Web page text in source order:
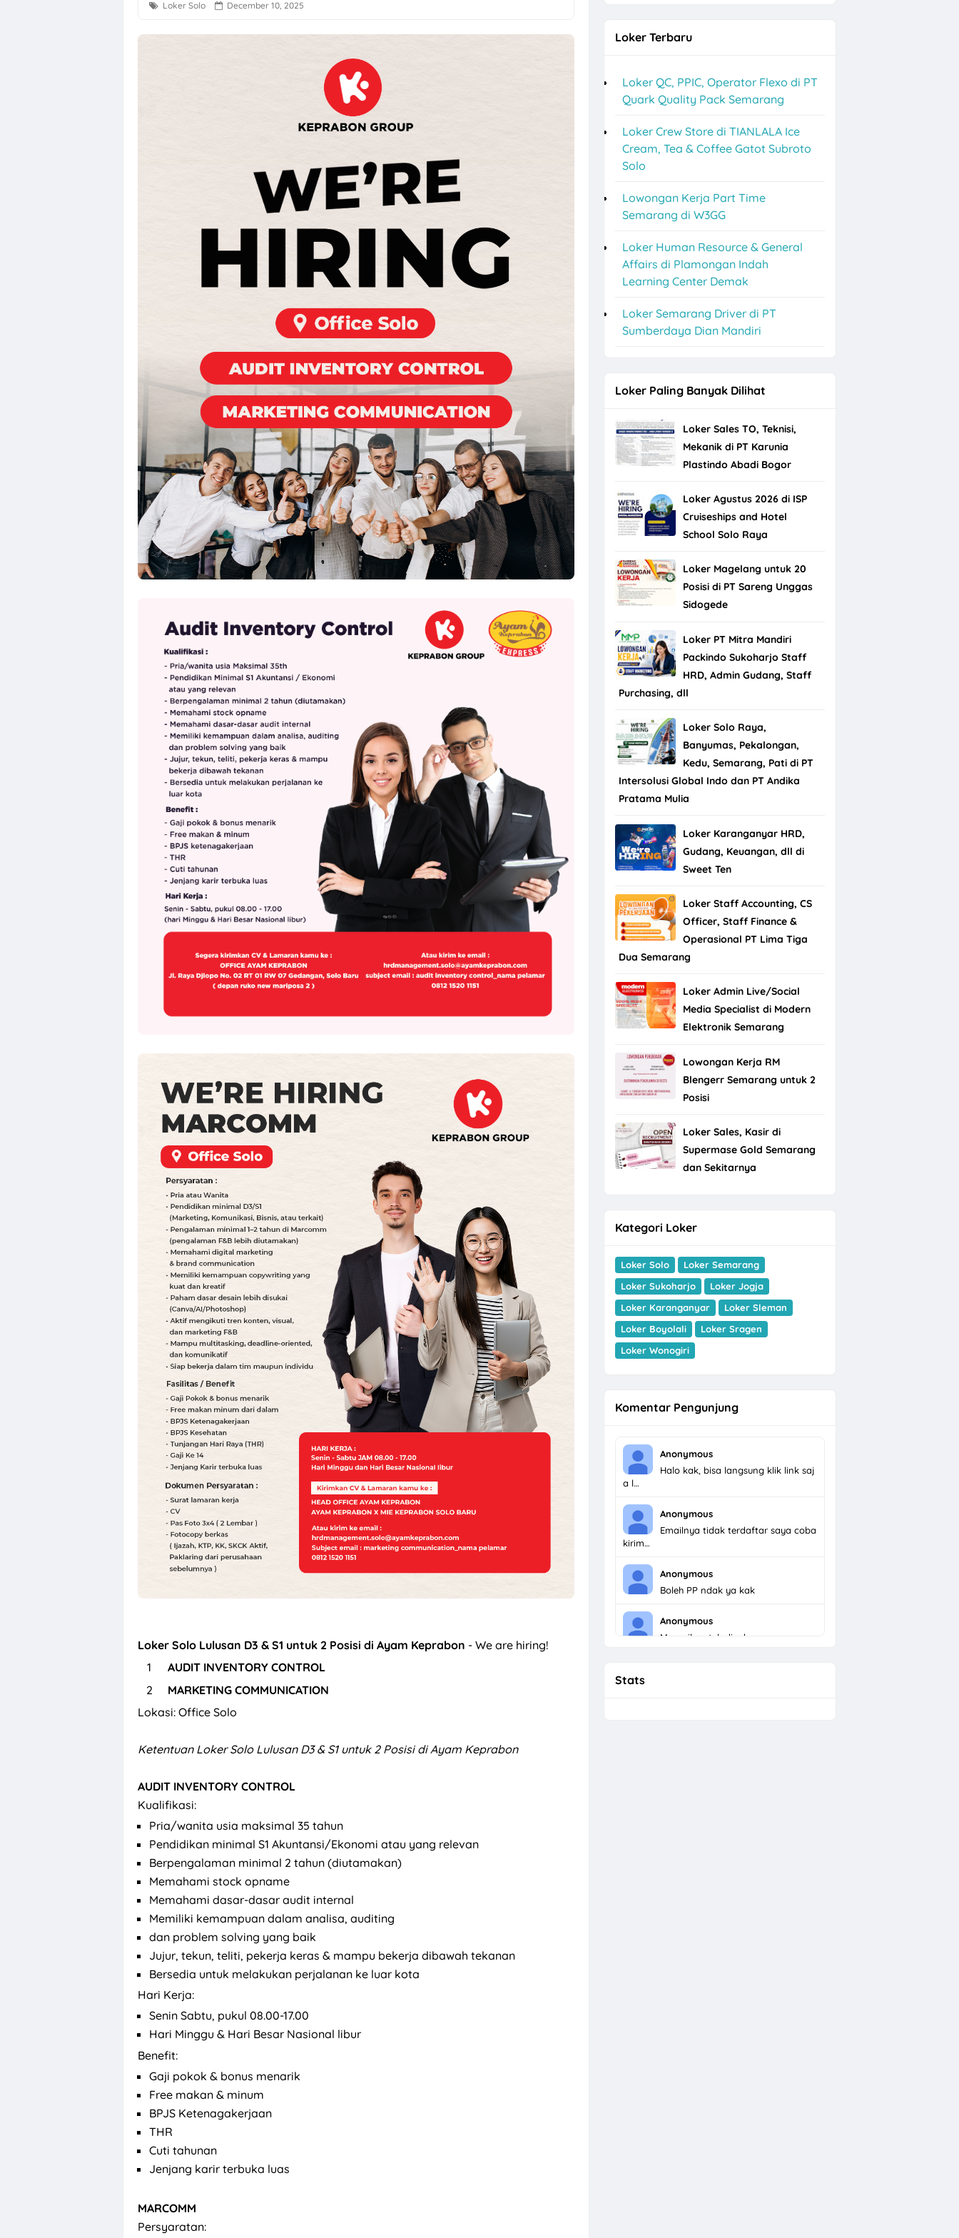
Loker Bali Driver, Helper, Admin Cabang & Backup di PT Indonesia Plafon Semesta
Loker Agustus 2026 di Astra Daihatsu Klaten & Solo
Loker Karanganyar HRD, Gudang, Keuangan, dll di Sweet Ten
Loker Solo Bulan Agustus 2026 di Kosi Kost
Loker Pabrik Pipa PVC Sukoharjo di PT Damai Global Synergy
Lowongan Kerja 10 Posisi di Candi Elektronik Sukoharjo
Loker Pecel Pepe Semarang Posisi Crew Outlet
Loker Digital Marketing Sukoharjo di PT Elvas Grafika Indonesia
Loker Sukoharjo 5 Posisi CV Tiga Likuid Plastindo & PT Likuid Pharmalab Indonesia
Loker Solo December 10, 2025
Loker Solo Lulusan D3 & S1 untuk 2 Posisi di Ayam Keprabon - We are hiring!
AUDIT INVENTORY CONTROL
MARKETING COMMUNICATION
Lokasi: Office Solo
Ketentuan Loker Solo Lulusan D3 & S1 untuk 2 Posisi di Ayam Keprabon
AUDIT INVENTORY CONTROL
Kualifikasi:
Pria/wanita usia maksimal 35 tahun
Pendidikan minimal S1 Akuntansi/Ekonomi atau yang relevan
Berpengalaman minimal 2 tahun (diutamakan)
Memahami stock opname
Memahami dasar-dasar audit internal
Memiliki kemampuan dalam analisa, auditing
dan problem solving yang baik
Jujur, tekun, teliti, pekerja keras & mampu bekerja dibawah tekanan
Bersedia untuk melakukan perjalanan ke luar kota
Hari Kerja:
Senin Sabtu, pukul 08.00-17.00
Hari Minggu & Hari Besar Nasional libur
Benefit:
Gaji pokok & bonus menarik
Free makan & minum
BPJS Ketenagakerjaan
THR
Cuti tahunan
Jenjang karir terbuka luas
MARCOMM
Persyaratan:
Loker Terbaru
Loker QC, PPIC, Operator Flexo di PT
Quark Quality Pack Semarang
Loker Crew Store di TIANLALA Ice
Cream, Tea & Coffee Gatot Subroto
Solo
Lowongan Kerja Part Time
Semarang di W3GG
Loker Human Resource & General
Affairs di Plamongan Indah
Learning Center Demak
Loker Semarang Driver di PT
Sumberdaya Dian Mandiri
Loker Paling Banyak Dilihat
Loker Sales TO, Teknisi,
Mekanik di PT Karunia
Plastindo Abadi Bogor
Loker Agustus 2026 di ISP
Cruiseships and Hotel
School Solo Raya
Loker Magelang untuk 20
Posisi di PT Sareng Unggas
Sidogede
Loker PT Mitra Mandiri
Packindo Sukoharjo Staff
HRD, Admin Gudang, Staff
Purchasing, dll
Loker Solo Raya,
Banyumas, Pekalongan,
Kedu, Semarang, Pati di PT
Intersolusi Global Indo dan PT Andika
Pratama Mulia
Loker Karanganyar HRD,
Gudang, Keuangan, dll di
Sweet Ten
Loker Staff Accounting, CS
Officer, Staff Finance &
Operasional PT Lima Tiga
Dua Semarang
Loker Admin Live/Social
Media Specialist di Modern
Elektronik Semarang
Lowongan Kerja RM
Blengerr Semarang untuk 2
Posisi
Loker Sales, Kasir di
Supermase Gold Semarang
dan Sekitarnya
Kategori Loker
Loker Solo
Loker Semarang
Loker Sukoharjo
Loker Jogja
Loker Karanganyar
Loker Sleman
Loker Boyolali
Loker Sragen
Loker Wonogiri
Komentar Pengunjung
Anonymous
Halo kak, bisa langsung klik link saj
a l…
Anonymous
Emailnya tidak terdaftar saya coba
kirim…
Anonymous
Boleh PP ndak ya kak
Anonymous
Menarik untuk dicoba
Stats